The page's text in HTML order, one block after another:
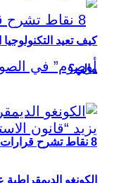
8 نقاط تشرح
كيف تعيد
مالي؟
الكونغو